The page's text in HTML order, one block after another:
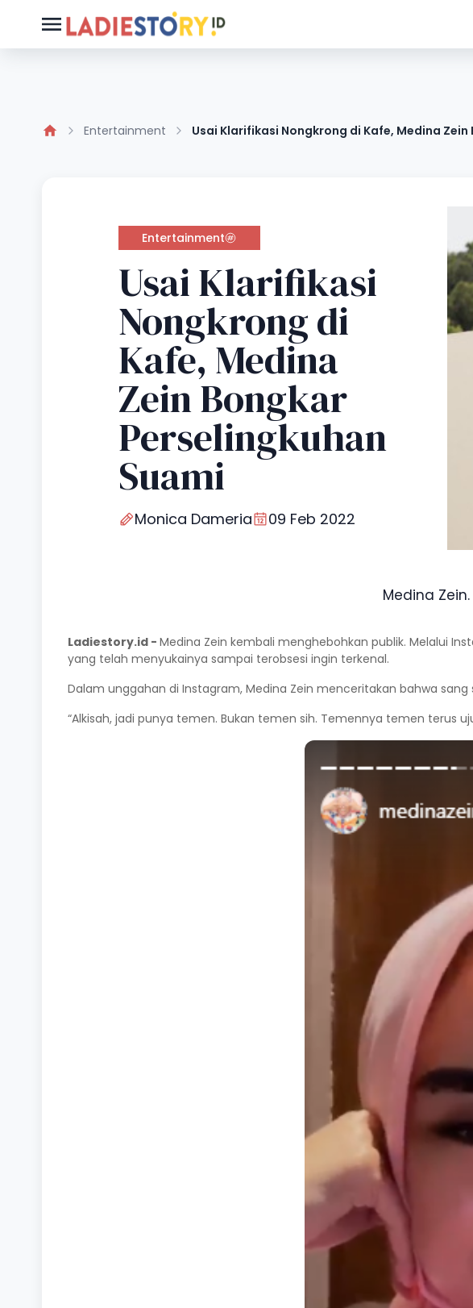
Entertainment Usai Klarifikasi Nongkrong di Kafe, Medina
Entertainment
Usai Klarifikasi
Nongkrong di
Kafe, Medina
Zein Bongkar
Perselingkuhan
Suami
Monica Dameria 09 Feb 2022
Medina
Ladiestory.id - Medina Zein kembali menghebohkan publik. Melalui
yang telah menyukainya sampai terobsesi ingin terkenal.
Dalam unggahan di Instagram, Medina Zein menceritakan bahwa
“Alkisah, jadi punya temen. Bukan temen sih. Temennya temen terus